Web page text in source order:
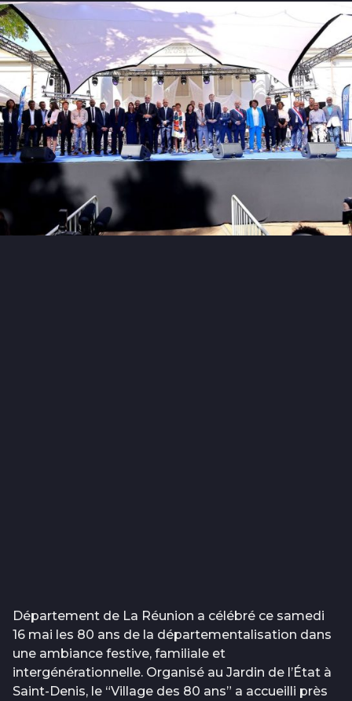
Département de La Réunion a célébré ce samedi
16 mai les 80 ans de la départementalisation dans
une ambiance festive, familiale et
intergénérationnelle. Organisé au Jardin de l’État à
Saint-Denis, le “Village des 80 ans” a accueilli près